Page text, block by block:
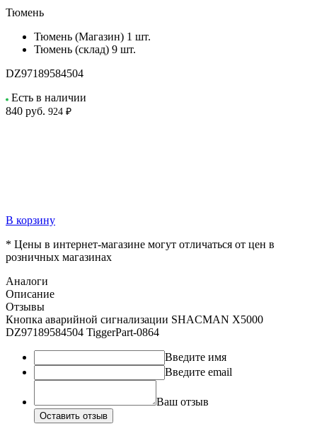
Тюмень
Тюмень (Магазин) 1 шт.
Тюмень (склад) 9 шт.
DZ97189584504
Есть в наличии
840 руб. 924 ₽
В корзину
* Цены в интернет-магазине могут отличаться от цен в
розничных магазинах
Аналоги
Описание
Отзывы
Кнопка аварийной сигнализации SHACMAN X5000
DZ97189584504 TiggerPart-0864
Введите имя
Введите email
Ваш отзыв
Оставить отзыв